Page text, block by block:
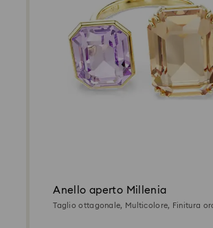
Anello aperto Millenia
Taglio ottagonale, Multicolore, Finitura